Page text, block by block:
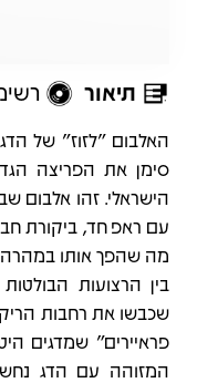
תיאור
סימן את הפריצה
הישראלי. זהו אלבום
עם ראפ חד, ביקורת
מה שהפך אותו במהרה
בין הרצועות
שכבשו את רחבות
פראיירים" שמדגים
המזוהה עם הדג נחש.